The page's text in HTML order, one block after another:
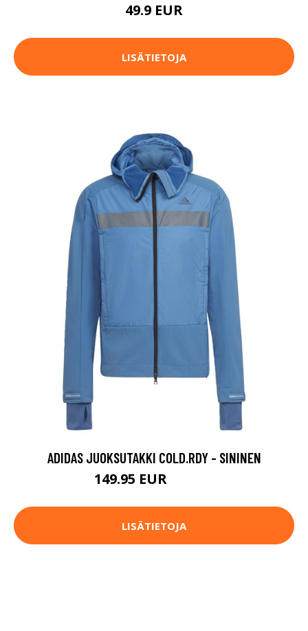
49.9 EUR
LISÄTIETOJA
ADIDAS JUOKSUTAKKI COLD.RDY - SININEN
149.95 EUR
LISÄTIETOJA